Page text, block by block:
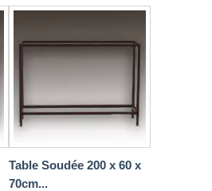
Table Soudée 200 x 60 x
70cm...